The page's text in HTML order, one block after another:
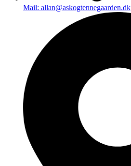
Mail: allan@askogtennegaarden.dk